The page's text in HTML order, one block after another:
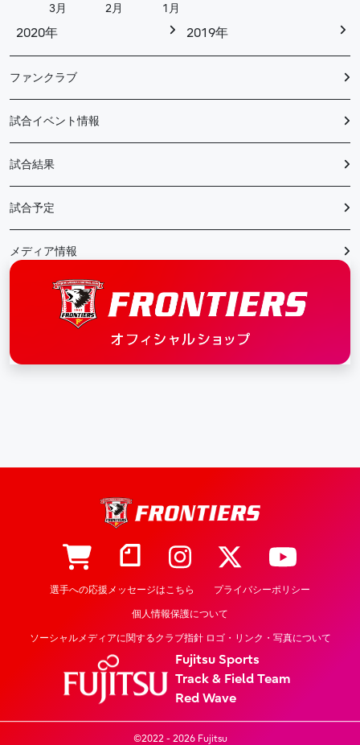
3月
2月 1月
2020年 2019年
ファンクラブ
試合イベント情報
試合結果
試合予定
メディア情報
選手への応援メッセージはこちら プライバシーポリシー
個人情報保護について
ソーシャルメディアに関するクラブ指針 ロゴ・リンク・写真について
Fujitsu Sports
Track & Field Team
Red Wave
©2022 - 2026 Fujitsu